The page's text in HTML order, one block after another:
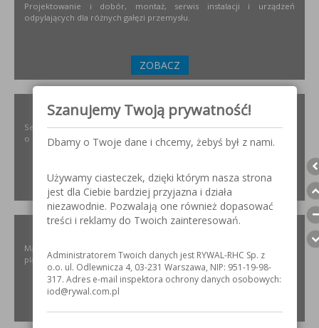
Projektowanie i dobór, montaż, serwis instalacji i urządzeń
odpylających dla różnych gałęzi przemysłu.
ZOBACZ
SZLIFOWANIE.INFO
Serwis internetowy poświęcony obróbce stali nierdzewnej. Wszystko
o materiałach, urządzeniach i technologiach.
ZOBACZ
ELKREM.COM.PL
Materiały i urządzenia do napawania i regeneracji. Układy
plastyfikujące oraz obróbka CNC.
Szanujemy Twoją prywatność!
Dbamy o Twoje dane i chcemy, żebyś był z nami.
Używamy ciasteczek, dzięki którym nasza strona
jest dla Ciebie bardziej przyjazna i działa
niezawodnie. Pozwalają one również dopasować
treści i reklamy do Twoich zainteresowań.
Administratorem Twoich danych jest RYWAL-RHC Sp. z
o.o. ul. Odlewnicza 4, 03-231 Warszawa, NIP: 951-19-98-
317. Adres e-mail inspektora ochrony danych osobowych:
iod@rywal.com.pl